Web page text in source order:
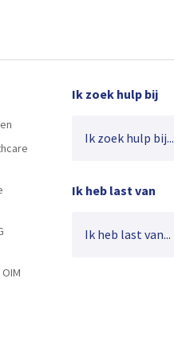
Ik zoek hulp bij
Ik zoek hulp bij...
Ik heb last van
Ik heb last van...